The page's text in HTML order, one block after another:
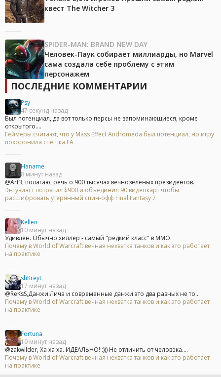
квест The Witcher 3
SPIDER-MAN: BRAND NEW DAY
Человек-Паук собирает миллиарды, но Marvel
сама создала себе проблему с этим
персонажем
ПОСЛЕДНИЕ КОММЕНТАРИИ
Psy
47 секунд назад
Был потенциал, да вот только персы не запоминающиеся, кроме
открытого....
Геймеры считают, что у Mass Effect Andromeda был потенциал, но игру
похоронила спешка EA
Haname
8 минут назад
@Art3, полагаю, речь о 900 тысячах вечнозелёных президентов.
Энтузиаст потратил $900 и объединил 90 видеокарт чтобы
расшифровать утерянный спин-офф Final Fantasy 7
Kellen
10 минут назад
Удивлён. Обычно хиллер - самый "редкий класс" в ММО.
Почему в World of Warcraft вечная нехватка танков и как это работает
на практике
shKreyt
17 минут назад
@ReKsS,Данжи Лича и современные данжи это два разных не то...
Почему в World of Warcraft вечная нехватка танков и как это работает
на практике
Fortuna
19 минут назад
@zakwilder, Ха ха ха. ИДЕАЛЬНО! :))) Не отличить от человека....
Почему в World of Warcraft вечная нехватка танков и как это работает
на практике